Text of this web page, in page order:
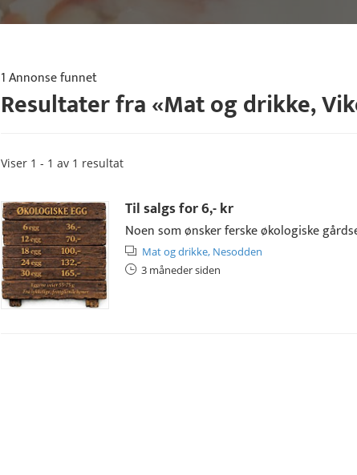
1 Annonse funnet
Resultater fra «Mat og drikke,
Viser 1 - 1 av 1 resultat
Til salgs for6,- kr
Noen som ønsker ferske økologiske
Mat og drikke, Nesodden
3 måneder siden